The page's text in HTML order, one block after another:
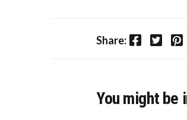
Share: Facebook Twitter Pinterest
You might